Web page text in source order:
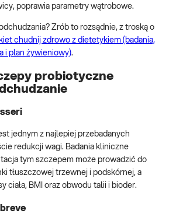
poprawia parametry wątrobowe.
Zrób to rozsądnie, z troską o
chudnij zdrowo z dietetykiem (badania,
i plan żywieniowy).
probiotyczne
jednym z najlepiej przebadanych
redukcji wagi. Badania kliniczne
tym szczepem może prowadzić do
tłuszczowej trzewnej i podskórnej, a
ciała, BMI oraz obwodu talii i bioder.